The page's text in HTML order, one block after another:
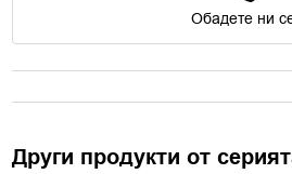
Обадете ни
Други продукти от